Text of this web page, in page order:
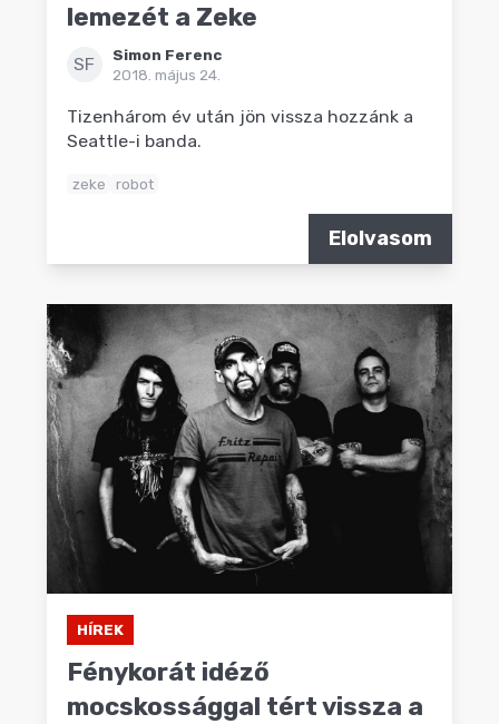
lemezét a Zeke
SF
Simon Ferenc
2018. május 24.
Tizenhárom év után jön vissza hozzánk a
Seattle-i banda.
zeke robot
Elolvasom
HÍREK
Fénykorát idéző
mocskossággal tért vissza a